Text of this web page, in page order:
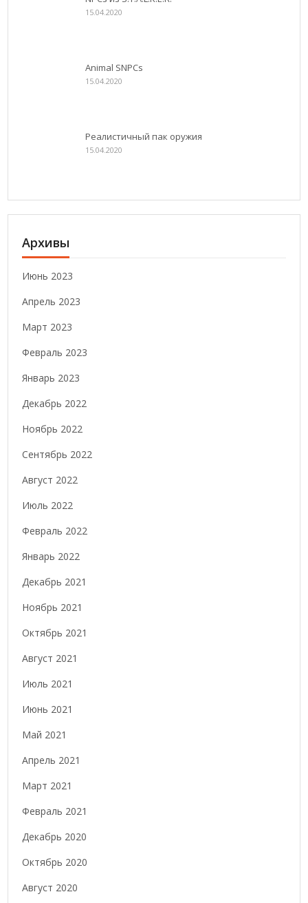
15.04.2020
Animal SNPCs
15.04.2020
Реалистичный пак оружия
15.04.2020
Архивы
Июнь 2023
Апрель 2023
Март 2023
Февраль 2023
Январь 2023
Декабрь 2022
Ноябрь 2022
Сентябрь 2022
Август 2022
Июль 2022
Февраль 2022
Январь 2022
Декабрь 2021
Ноябрь 2021
Октябрь 2021
Август 2021
Июль 2021
Июнь 2021
Май 2021
Апрель 2021
Март 2021
Февраль 2021
Декабрь 2020
Октябрь 2020
Август 2020